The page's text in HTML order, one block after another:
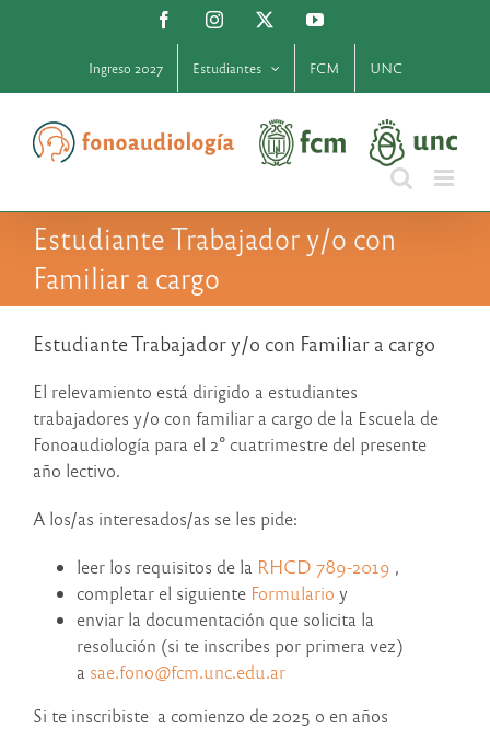
FacebookInstagram YouTube
Ingreso 2027 Estudiantes FCM UNC
Estudiante Trabajador y/o con
Familiar a cargo
Estudiante Trabajador y/o con Familiar a cargo
El relevamiento está dirigido a estudiantes
trabajadores y/o con familiar a cargo de la Escuela de
Fonoaudiología para el 2° cuatrimestre del presente
año lectivo.
A los/as interesados/as se les pide:
leer los requisitos de la RHCD 789-2019 ,
completar el siguiente Formulario y
enviar la documentación que solicita la
resolución (si te inscribes por primera vez)
a sae.fono@fcm.unc.edu.ar
Si te inscribiste a comienzo de 2025 o en años